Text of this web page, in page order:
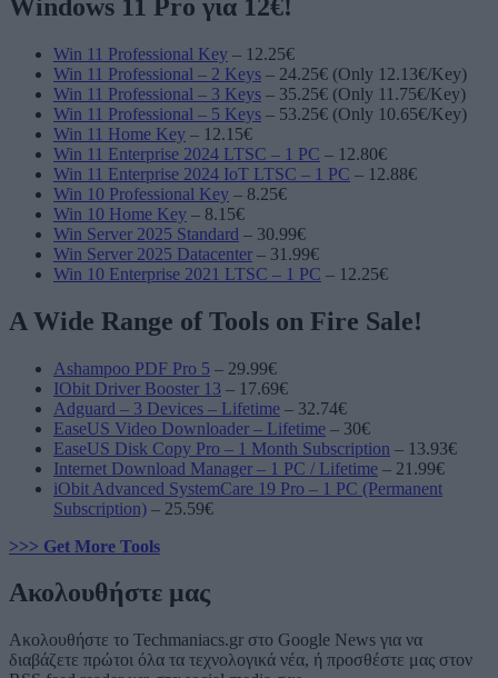
Windows 11 Pro για 12€!
Win 11 Professional Key – 12.25€
Win 11 Professional – 2 Keys – 24.25€ (Only 12.13€/Key)
Win 11 Professional – 3 Keys – 35.25€ (Only 11.75€/Key)
Win 11 Professional – 5 Keys – 53.25€ (Only 10.65€/Key)
Win 11 Home Key – 12.15€
Win 11 Enterprise 2024 LTSC – 1 PC – 12.80€
Win 11 Enterprise 2024 IoT LTSC – 1 PC – 12.88€
Win 10 Professional Key – 8.25€
Win 10 Home Key – 8.15€
Win Server 2025 Standard – 30.99€
Win Server 2025 Datacenter – 31.99€
Win 10 Enterprise 2021 LTSC – 1 PC – 12.25€
A Wide Range of Tools on Fire Sale!
Ashampoo PDF Pro 5 – 29.99€
IObit Driver Booster 13 – 17.69€
Adguard – 3 Devices – Lifetime – 32.74€
EaseUS Video Downloader – Lifetime – 30€
EaseUS Disk Copy Pro – 1 Month Subscription – 13.93€
Internet Download Manager – 1 PC / Lifetime – 21.99€
iObit Advanced SystemCare 19 Pro – 1 PC (Permanent
Subscription) – 25.59€
>>> Get More Tools
Ακολουθήστε μας
Ακολουθήστε το Techmaniacs.gr στο Google News για να
διαβάζετε πρώτοι όλα τα τεχνολογικά νέα, ή προσθέστε μας στον